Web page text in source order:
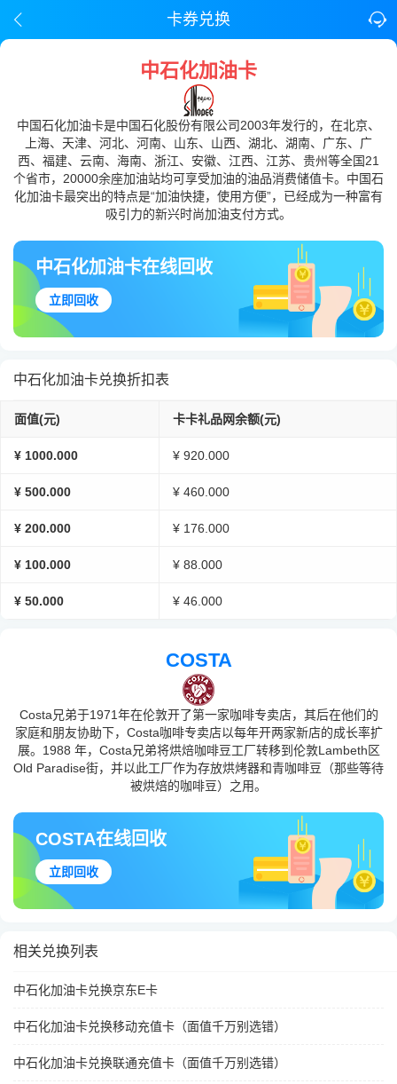
卡券兑换
中石化加油卡
中国石化加油卡是中国石化股份有限公司2003年发行的，在北京、
上海、天津、河北、河南、山东、山西、湖北、湖南、广东、广
西、福建、云南、海南、浙江、安徽、江西、江苏、贵州等全国21
个省市，20000余座加油站均可享受加油的油品消费储值卡。中国石
化加油卡最突出的特点是“加油快捷，使用方便”，已经成为一种富有
吸引力的新兴时尚加油支付方式。
中石化加油卡在线回收
立即回收
中石化加油卡兑换折扣表
面值(元) 卡卡礼品网余额(元)
¥ 1000.000 ¥ 920.000
¥ 500.000 ¥ 460.000
¥ 200.000 ¥ 176.000
¥ 100.000 ¥ 88.000
¥ 50.000 ¥ 46.000
COSTA
Costa兄弟于1971年在伦敦开了第一家咖啡专卖店，其后在他们的
家庭和朋友协助下，Costa咖啡专卖店以每年开两家新店的成长率扩
展。1988 年，Costa兄弟将烘焙咖啡豆工厂转移到伦敦Lambeth区
Old Paradise街，并以此工厂作为存放烘烤器和青咖啡豆（那些等待
被烘焙的咖啡豆）之用。
COSTA在线回收
立即回收
相关兑换列表
中石化加油卡兑换京东E卡
中石化加油卡兑换移动充值卡（面值千万别选错）
中石化加油卡兑换联通充值卡（面值千万别选错）